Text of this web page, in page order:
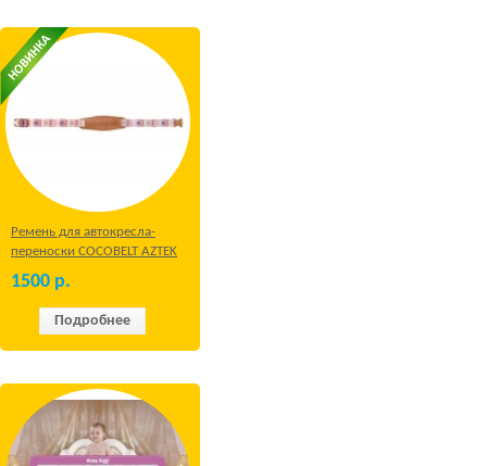
Ремень для автокресла-
переноски COCOBELT AZTEK
1500 р.
Подробнее